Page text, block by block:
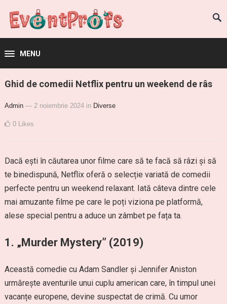
MENU
Ghid de comedii Netflix pentru un weekend de râs
Admin — 2 noiembrie 2024 in Diverse
0 Likes
Dacă ești în căutarea unor filme care să te facă să râzi și să
te binedispună, Netflix oferă o selecție variată de comedii
perfecte pentru un weekend relaxant. Iată câteva dintre cele
mai amuzante filme pe care le poți viziona pe platformă,
alese special pentru a aduce un zâmbet pe fața ta.
1. „Murder Mystery” (2019)
Această comedie cu Adam Sandler și Jennifer Aniston
urmărește aventurile unui cuplu american care, în timpul unei
vacanțe europene, devine suspectat de crimă. Cu umor